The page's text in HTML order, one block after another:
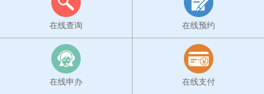
在线查询 在线预约
在线申办 在线支付